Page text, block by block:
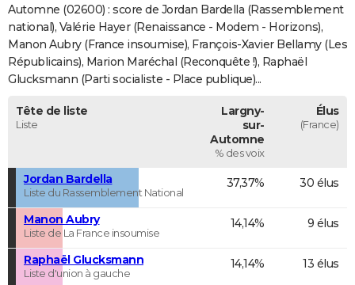
FORUM
Bricolage
Lifestyle
Culture
Sport
Auto
Television
Voyage
Cinema
Automne (02600) : score de Jordan Bardella (Rassemblement
national), Valérie Hayer (Renaissance - Modem - Horizons),
Manon Aubry (France insoumise), François-Xavier Bellamy (Les
Républicains), Marion Maréchal (Reconquête !), Raphaël
Glucksmann (Parti socialiste - Place publique)...
Tête de liste
Liste
Largny-
sur-
Automne
% des voix
Élus
(France)
Jordan Bardella
Liste du Rassemblement National
37,37% 30 élus
Manon Aubry
Liste de La France insoumise
14,14% 9 élus
Raphaël Glucksmann
Liste d'union à gauche
14,14% 13 élus